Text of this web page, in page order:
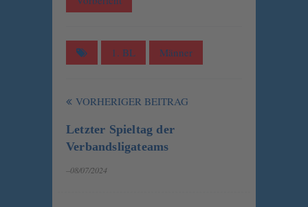
1. BL Männer
VORHERIGER BEITRAG
Letzter Spieltag der
Verbandsligateams
–08/07/2024